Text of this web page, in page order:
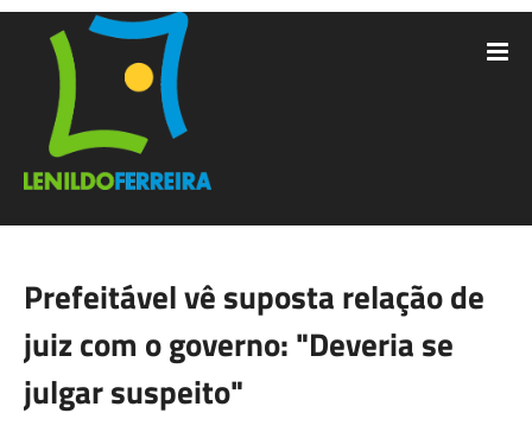
Prefeitável vê suposta relação de
juiz com o governo: "Deveria se
julgar suspeito"